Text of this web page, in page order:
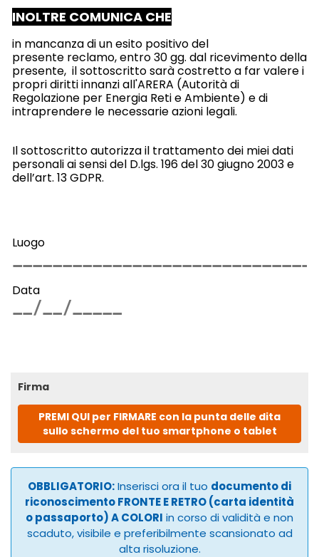
INOLTRE COMUNICA CHE
in mancanza di un esito positivo del
presente reclamo, entro 30 gg. dal ricevimento della
presente, il sottoscritto sarà costretto a far valere i
propri diritti innanzi all'ARERA (Autorità di
Regolazione per Energia Reti e Ambiente) e di
intraprendere le necessarie azioni legali.
Il sottoscritto autorizza il trattamento dei miei dati
personali ai sensi del D.lgs. 196 del 30 giugno 2003 e
dell’art. 13 GDPR.
Luogo
Data
Firma
PREMI QUI per FIRMARE con la punta delle dita
sullo schermo del tuo smartphone o tablet
OBBLIGATORIO:Inserisci ora il tuo documento di
riconoscimento FRONTE E RETRO (carta identità
o passaporto) A COLORI in corso di validità e non
scaduto, visibile e preferibilmente scansionato ad
alta risoluzione.